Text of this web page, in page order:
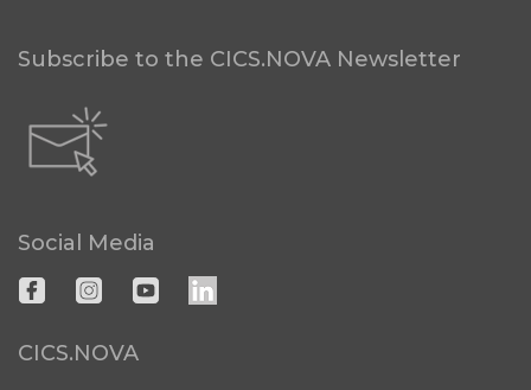
Subscribe to the CICS.NOVA Newsletter
Social Media
CICS.NOVA